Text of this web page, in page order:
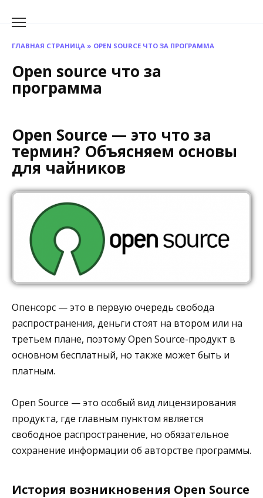
ГЛАВНАЯ СТРАНИЦА » OPEN SOURCE ЧТО ЗА ПРОГРАММА
Open source что за
программа
Open Source — это что за
термин? Объясняем основы
для чайников
Опенсорс — это в первую очередь свобода
распространения, деньги стоят на втором или на
третьем плане, поэтому Open Source-продукт в
основном бесплатный, но также может быть и
платным.
Open Source — это особый вид лицензирования
продукта, где главным пунктом является
свободное распространение, но обязательное
сохранение информации об авторстве программы.
История возникновения Open Source